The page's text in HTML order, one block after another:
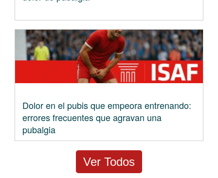
Dolor en el pubis que empeora entrenando:
errores frecuentes que agravan una
pubalgia
Ver Todos